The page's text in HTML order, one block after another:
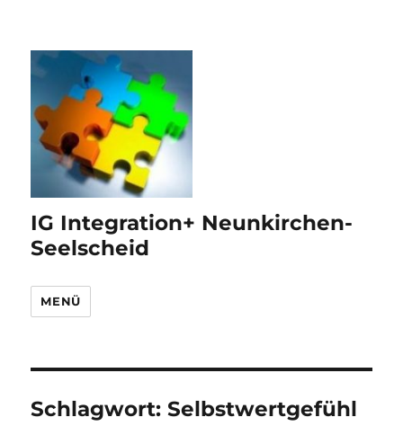
IG Integration+ Neunkirchen-
Seelscheid
MENÜ
Schlagwort:Selbstwertgefühl